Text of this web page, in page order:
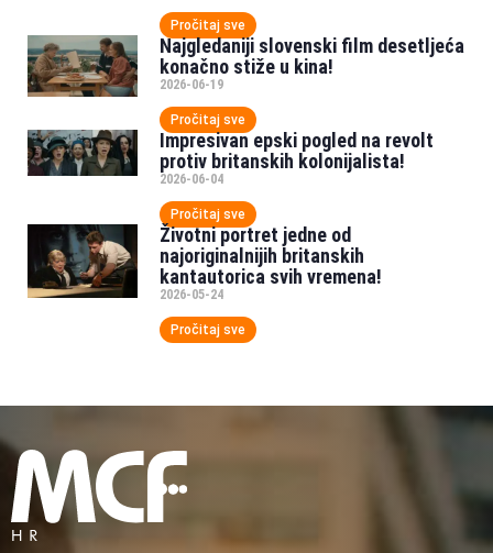
Pročitaj sve
Najgledaniji slovenski film desetljeća
konačno stiže u kina!
2026-06-19
Pročitaj sve
Impresivan epski pogled na revolt
protiv britanskih kolonijalista!
2026-06-04
Pročitaj sve
Životni portret jedne od
najoriginalnijih britanskih
kantautorica svih vremena!
2026-05-24
Pročitaj sve